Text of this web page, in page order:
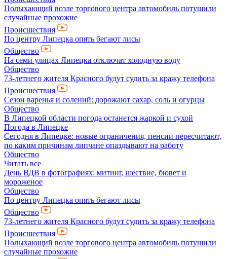
Полыхающий возле торгового центра автомобиль потушили
случайные прохожие
Происшествия
По центру Липецка опять бегают лисы
Общество
На семи улицах Липецка отключат холодную воду
Общество
73-летнего жителя Красного будут судить за кражу телефона
Происшествия
Сезон варенья и солений: дорожают сахар, соль и огурцы
Общество
В Липецкой области погода останется жаркой и сухой
Погода в Липецке
Сегодня в Липецке: новые ограничения, пенсии пересчитают,
по каким причинам липчане опаздывают на работу
Общество
Читать все
День ВДВ в фотографиях: митинг, шествие, бювет и
мороженое
Общество
По центру Липецка опять бегают лисы
Общество
73-летнего жителя Красного будут судить за кражу телефона
Происшествия
Полыхающий возле торгового центра автомобиль потушили
случайные прохожие